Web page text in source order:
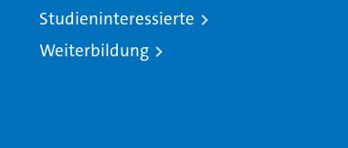
Studieninteressierte
Weiterbildung